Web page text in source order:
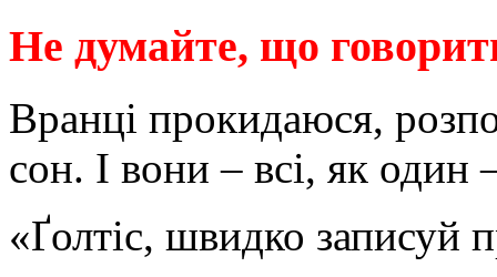
Не думайте, що
Вранці прокидаюся,
сон. І вони – всі, як
«Ґолтіс, швидко записуй